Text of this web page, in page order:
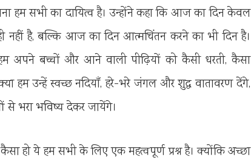
हम सभी का दायित्व है। उन्होंने कहा कि आज का दिन केवल
नहीं है, बल्कि आज का दिन आत्मचिंतन करने का भी दिन है।
बच्चों और आने वाली पीढ़ियों को कैसी धरती, कैसा
हम उन्हें स्वच्छ नदियाँ, हरे-भरे जंगल और शुद्ध वातावरण देंगे,
से भरा भविष्य देकर जायेंगे।
हो ये हम सभी के लिए एक महत्वपूर्ण प्रश्न है। क्योंकि अच्छा